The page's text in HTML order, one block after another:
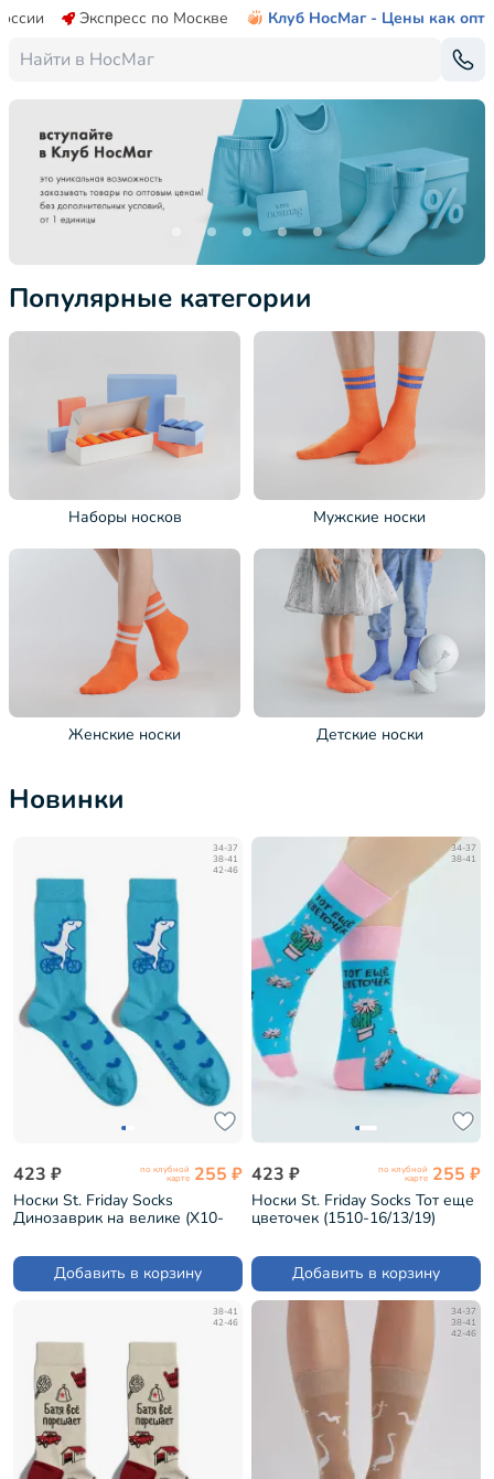
Экспресс по Москве Клуб НосМаг - Цены как опт
Популярные категории
Наборы носков Мужские носки
Женские носки Детские носки
Новинки
34-37
38-41
42-46
423 ₽ по клубной
карте 255 ₽
Носки St. Friday Socks
Динозаврик на велике (X10-
Добавить в корзину
34-37
38-41
423 ₽ по клубной
карте 255 ₽
Носки St. Friday Socks Тот еще
цветочек (1510-16/13/19)
Добавить в корзину
38-41
42-46
34-37
38-41
42-46